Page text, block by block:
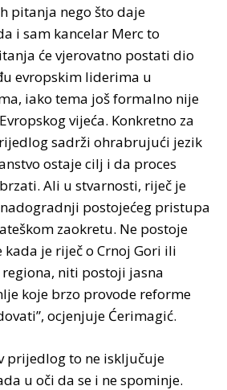
pitanja nego što daje
i sam kancelar Merc to
će vjerovatno postati dio
evropskim liderima u
iako tema još formalno nije
vijeća. Konkretno za
sadrži ohrabrujući jezik
ostaje cilj i da proces
Ali u stvarnosti, riječ je
postojećeg pristupa
zaokretu. Ne postoje
kada je riječ o Crnoj Gori ili
niti postoji jasna
koje brzo provode reforme
ocjenjuje Ćerimagić.
prijedlog to ne isključuje
u oči da se i ne spominje.